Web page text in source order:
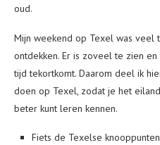
oud.
Mijn weekend op Texel was veel
ontdekken. Er is zoveel te zien
tijd tekortkomt. Daarom deel ik
doen op Texel, zodat je het
beter kunt leren kennen.
Fiets de Texelse